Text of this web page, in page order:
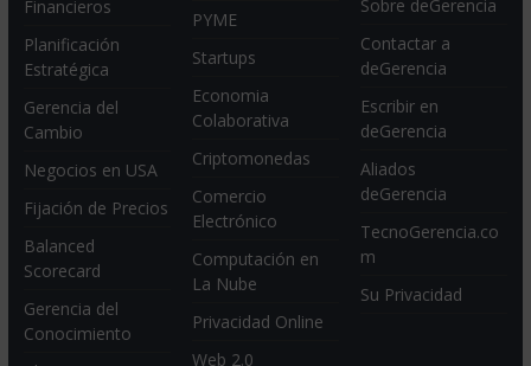
Financieros
Planificación
Estratégica
Gerencia del
Cambio
Negocios en USA
Fijación de Precios
Balanced
Scorecard
Gerencia del
Conocimiento
PYME
Startups
Economia
Colaborativa
Criptomonedas
Comercio
Electrónico
Computación en
La Nube
Privacidad Online
Web 2.0
Sobre deGerencia
Contactar a
deGerencia
Escribir en
deGerencia
Aliados
deGerencia
TecnoGerencia.co
m
Su Privacidad